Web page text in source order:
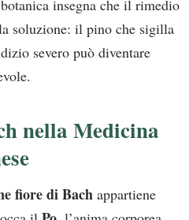
insegna che il rimedio
soluzione: il pino che sigilla
severo può diventare
nella Medicina
fiore di Bach appartiene